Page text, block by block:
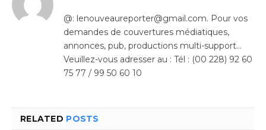
@: lenouveaureporter@gmail.com. Pour vos
demandes de couvertures médiatiques,
annonces, pub, productions multi-support…
Veuillez-vous adresser au : Tél : (00 228) 92 60
75 77 / 99 50 60 10
RELATED POSTS